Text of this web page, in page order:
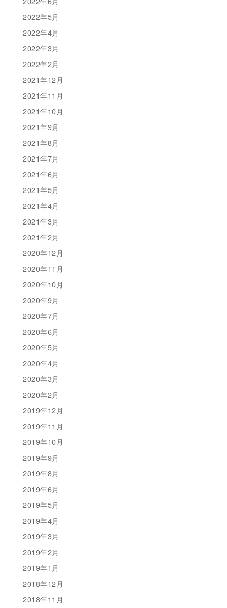
2022年5月
2022年4月
2022年3月
2022年2月
2021年12月
2021年11月
2021年10月
2021年9月
2021年8月
2021年7月
2021年6月
2021年5月
2021年4月
2021年3月
2021年2月
2020年12月
2020年11月
2020年10月
2020年9月
2020年7月
2020年6月
2020年5月
2020年4月
2020年3月
2020年2月
2019年12月
2019年11月
2019年10月
2019年9月
2019年8月
2019年6月
2019年5月
2019年4月
2019年3月
2019年2月
2019年1月
2018年12月
2018年11月